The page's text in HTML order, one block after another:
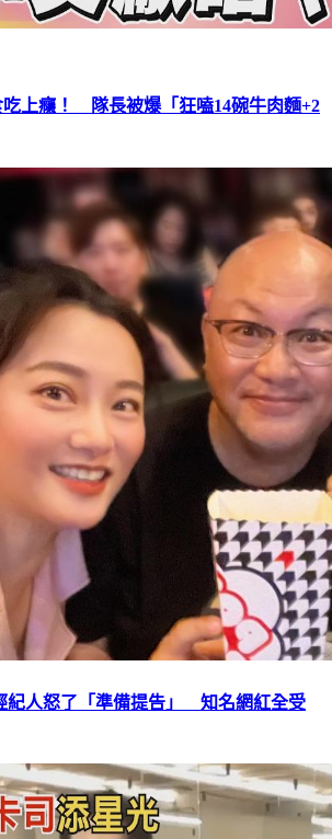
上癮！ 隊長被爆「狂嗑14碗牛肉麵+2
紀人怒了「準備提告」 知名網紅全受